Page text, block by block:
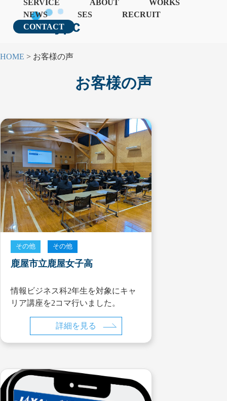
SERVICE ABOUT
WORKS
NEWS
SES
RECRUIT
CONTACT
HOME > お客様の声
お客様の声
その他 その他
鹿屋市立鹿屋女子高
情報ビジネス科2年生を対象にキャ
リア講座を2コマ行いました。
詳細を見る